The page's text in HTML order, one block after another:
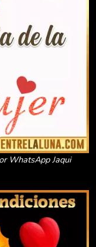
WhatsApp Jaqui